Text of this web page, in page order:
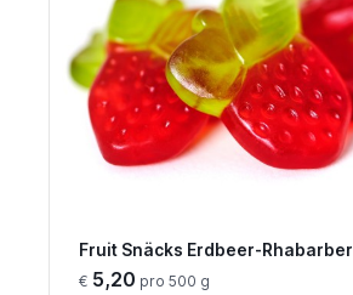
Fruit Snäcks Erdbeer-Rhabarber
€ 5,20 pro 500 g